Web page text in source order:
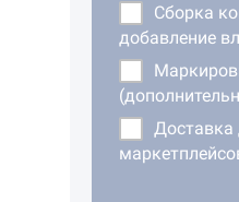
Сборка
добавление
Доставка